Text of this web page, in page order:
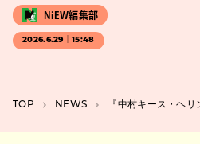
NiEW編集部
2026.6.29｜15:48
TOP NEWS 『中村キース・ヘリング美術館 クィア・フ